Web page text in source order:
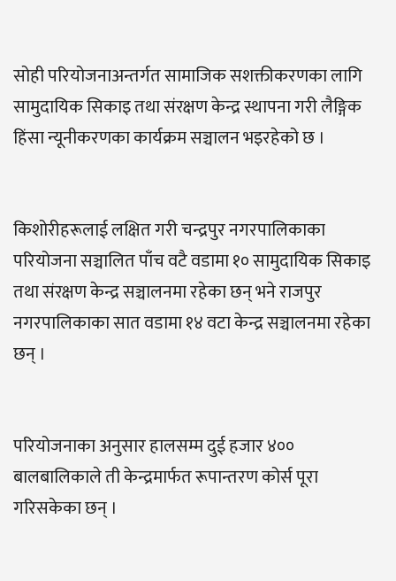
सोही परियोजनाअन्तर्गत सामाजिक सशक्तीकरणका लागि
सामुदायिक सिकाइ तथा संरक्षण केन्द्र स्थापना गरी लैङ्गिक
हिंसा न्यूनीकरणका कार्यक्रम सञ्चालन भइरहेको छ ।
किशोरीहरूलाई लक्षित गरी चन्द्रपुर नगरपालिकाका
परियोजना सञ्चालित पाँच वटै वडामा १० सामुदायिक सिकाइ
तथा संरक्षण केन्द्र सञ्चालनमा रहेका छन् भने राजपुर
नगरपालिकाका सात वडामा १४ वटा केन्द्र सञ्चालनमा रहेका
छन् ।
परियोजनाका अनुसार हालसम्म दुई हजार ४००
बालबालिकाले ती केन्द्रमार्फत रूपान्तरण कोर्स पूरा
गरिसकेका छन् ।